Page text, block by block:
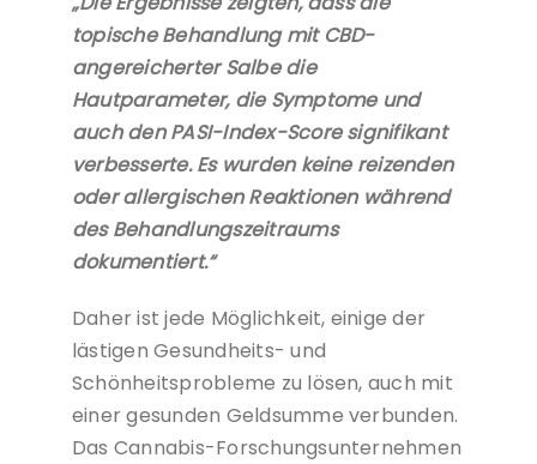
topische Behandlung mit CBD-
angereicherter Salbe die
Hautparameter, die Symptome und
auch den PASI-Index-Score signifikant
verbesserte. Es wurden keine reizenden
oder allergischen Reaktionen während
des Behandlungszeitraums
dokumentiert.“
Daher ist jede Möglichkeit, einige der
lästigen Gesundheits- und
Schönheitsprobleme zu lösen, auch mit
einer gesunden Geldsumme verbunden.
Das Cannabis-Forschungsunternehmen